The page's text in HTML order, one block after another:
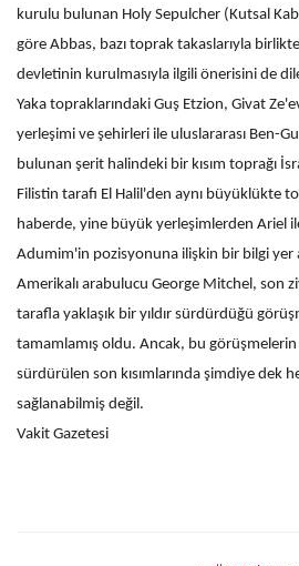
Sağlık
İletişim
Kültür Sanat
kurulu bulunan Holy Sepulcher (Kutsal
göre Abbas, bazı toprak takaslarıyla
devletinin kurulmasıyla ilgili önerisini de
Yaka topraklarındaki Guş Etzion, Givat
yerleşimi ve şehirleri ile uluslararası Ben-
bulunan şerit halindeki bir kısım toprağı
Filistin tarafı El Halil'den aynı büyüklükte
haberde, yine büyük yerleşimlerden Ariel
Adumim'in pozisyonuna ilişkin bir bilgi yer
Amerikalı arabulucu George Mitchel, son
tarafla yaklaşık bir yıldır sürdürdüğü
tamamlamış oldu. Ancak, bu görüşmelerin
sürdürülen son kısımlarında şimdiye dek
sağlanabilmiş değil.
Vakit Gazetesi